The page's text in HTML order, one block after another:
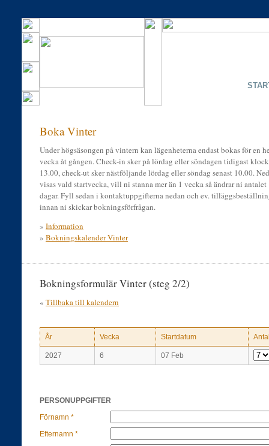
Boka Vinter
Under högsäsongen på vintern kan lägenheterna endast bokas för en
vecka åt gången. Check-in sker på lördag eller söndagen tidigast
13.00, check-ut sker nästföljande lördag eller söndag senast 10.00.
visas vald startvecka, vill ni stanna mer än 1 vecka så ändrar ni antalet
dagar. Fyll sedan i kontaktuppgifterna nedan och ev.
innan ni skickar bokningsförfrågan.
» Information
» Bokningskalender Vinter
Bokningsformulär Vinter (steg 2/2)
« Tillbaka till kalendern
År Vecka Startdatum
2027 6 07 Feb
PERSONUPPGIFTER
Förnamn *
Efternamn *